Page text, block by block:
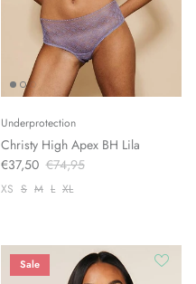
Underprotection
Christy High Apex BH Lila
€37,50 €74,95
XS S M L XL
Sale